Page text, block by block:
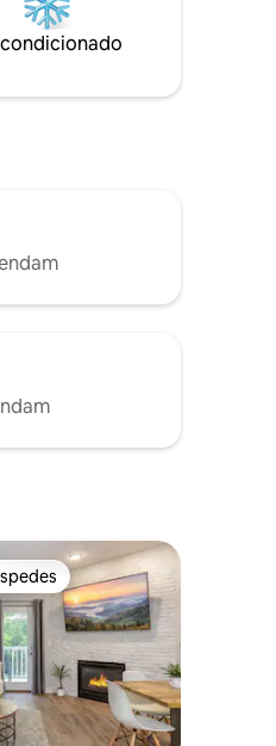
infravermelho,
recorde no
na banheira de
dos hóspedes